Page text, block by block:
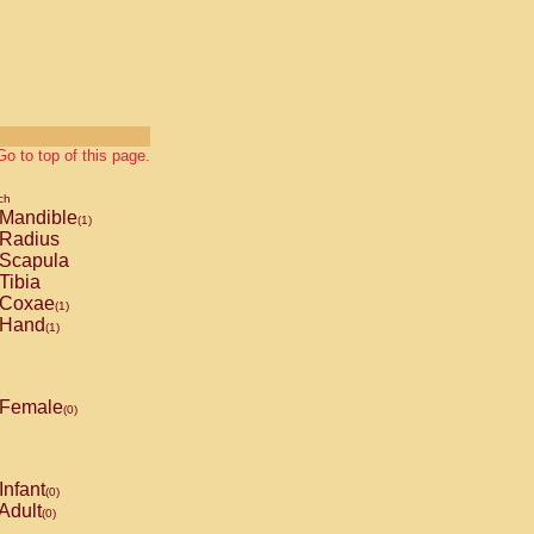
to top of this page.
Mandible(1)
Radius
Scapula
Tibia
Coxae(1)
Hand(1)
Female(0)
Infant(0)
(0)